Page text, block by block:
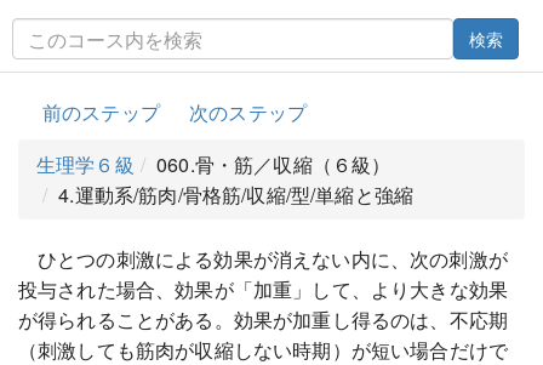
検索
前のステップ
次のステップ
生理学６級
060.骨・筋／収縮（６級）
4.運動系/筋肉/骨格筋/収縮/型/単縮と強縮
ひとつの刺激による効果が消えない内に、次の刺激が
投与された場合、効果が「加重」して、より大きな効果
が得られることがある。効果が加重し得るのは、不応期
（刺激しても筋肉が収縮しない時期）が短い場合だけで